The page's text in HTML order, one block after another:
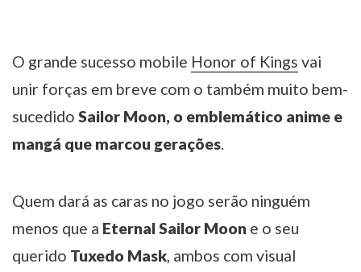
O grande sucesso mobile Honor of Kings vai
unir forças em breve com o também muito bem-
sucedido Sailor Moon, o emblemático anime e
mangá que marcou gerações
Quem dará as caras no jogo serão ninguém
menos que a Eternal Sailor Moon e o seu
querido Tuxedo Mask, ambos com visual